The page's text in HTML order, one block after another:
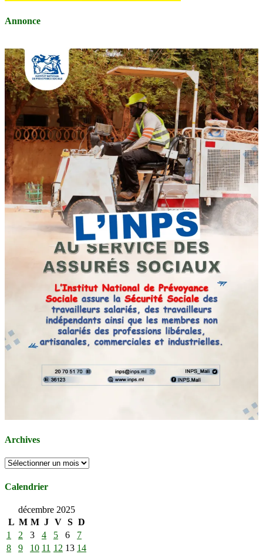
Annonce
Archives
Archives
Calendrier
décembre 2025
L M M J V S D
1
2 3 4 5 6
7
8
9 10 11 12 13 14